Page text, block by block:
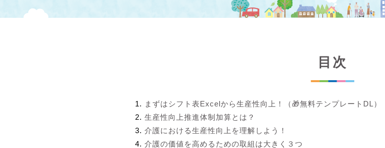
目次
まずはシフト表Excelから生産性向上！（🎁無料テンプレートDL）
生産性向上推進体制加算とは？
介護における生産性向上を理解しよう！
介護の価値を高めるための取組は大きく３つ